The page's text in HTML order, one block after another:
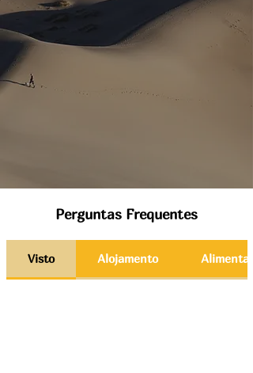
Perguntas Frequentes
Visto Alojamento